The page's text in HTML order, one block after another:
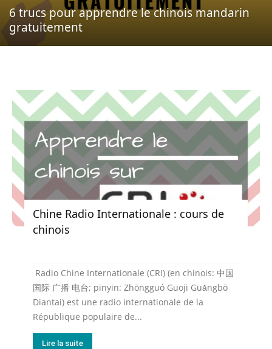
6 trucs pour apprendre le chinois mandarin
gratuitement
Chine Radio Internationale : cours de
chinois
Radio Chine Internationale (CRI) (en chinois: 中国
国际 广播 电台; pinyin: Zhōngguó Guoji Guǎngbō
Diantai) est une radio internationale de la
République populaire de...
Lire la suite